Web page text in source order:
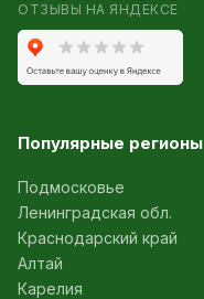
ОТЗЫВЫ НА ЯНДЕКСЕ
Популярные регионы
Подмосковье
Ленинградская обл.
Краснодарский край
Алтай
Карелия